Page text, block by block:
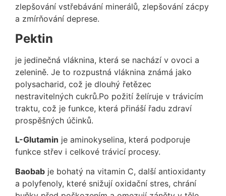
zlepšování vstřebávání minerálů, zlepšování zácpy
a zmírňování deprese.
Pektin
je jedinečná vláknina, která se nachází v ovoci a
zelenině. Je to rozpustná vláknina známá jako
polysacharid, což je dlouhý řetězec
nestravitelných cukrů.Po požití želíruje v trávicím
traktu, což je funkce, která přináší řadu zdraví
prospěšných účinků.
L-Glutamin je aminokyselina, která podporuje
funkce střev i celkové trávicí procesy.
Baobab je bohatý na vitamin C, další antioxidanty
a polyfenoly, které snižují oxidační stres, chrání